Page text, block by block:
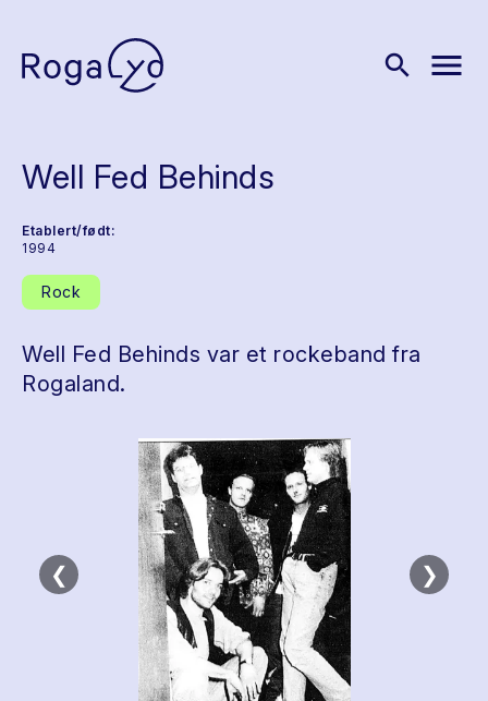
search menu
Well Fed Behinds
Etablert/født:
1994
Rock
Well Fed Behinds var et rockeband fra
Rogaland.
❮ ❯